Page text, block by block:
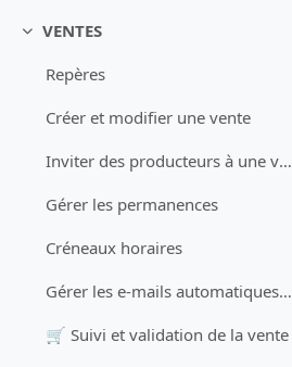
Collapse
VENTES
Repères
Créer et modifier une vente
Inviter des producteurs à une vente
Gérer les permanences
Créneaux horaires
Gérer les e-mails automatiques d'ouverture et de rappel de vente
🛒 Suivi et validation de la vente